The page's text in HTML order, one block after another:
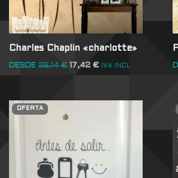
Charles Chaplin «charlotte»
DESDE 26,14€ 17,42 € IVA INCL
OFERTA